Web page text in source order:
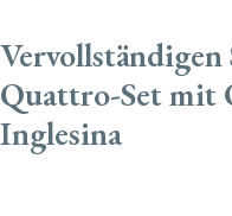
Quattro-Set mit
Inglesina